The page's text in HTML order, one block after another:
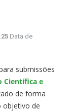
Data de
submissões
Científica e
de forma
objetivo de